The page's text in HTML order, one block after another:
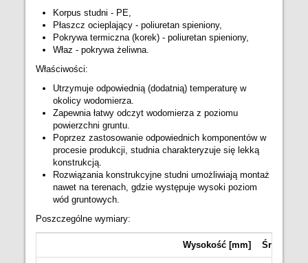
Korpus studni - PE,
Płaszcz ocieplający - poliuretan spieniony,
Pokrywa termiczna (korek) - poliuretan spieniony,
Właz - pokrywa żeliwna.
Właściwości:
Utrzymuje odpowiednią (dodatnią) temperaturę w
okolicy wodomierza.
Zapewnia łatwy odczyt wodomierza z poziomu
powierzchni gruntu.
Poprzez zastosowanie odpowiednich komponentów w
procesie produkcji, studnia charakteryzuje się lekką
konstrukcją.
Rozwiązania konstrukcyjne studni umożliwiają montaż
nawet na terenach, gdzie występuje wysoki poziom
wód gruntowych.
Poszczególne wymiary:
Wysokość [mm] Średnica